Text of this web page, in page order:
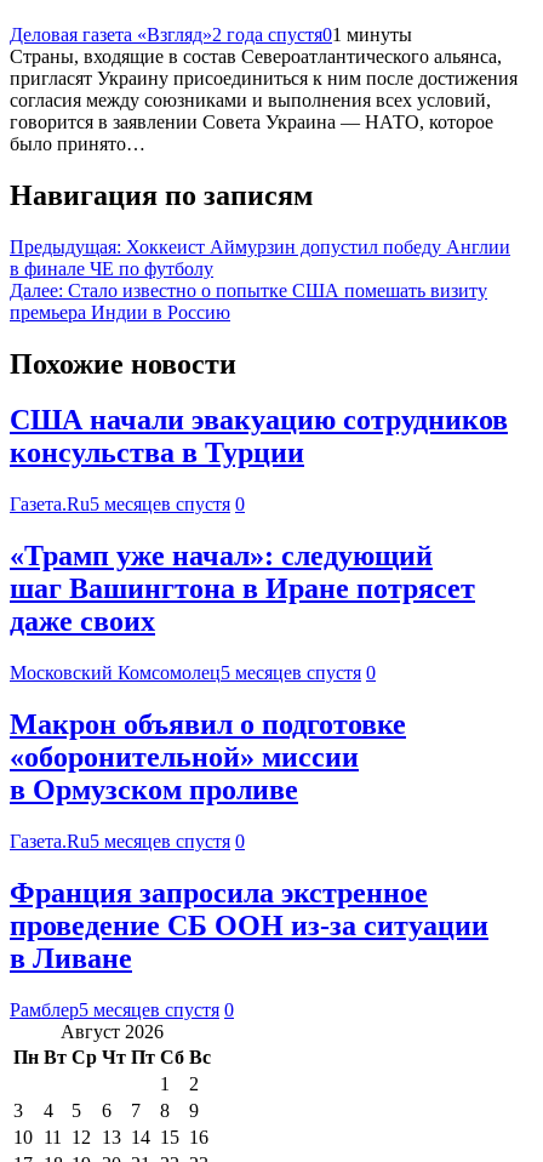
Деловая газета «Взгляд»2 года спустя01 минуты
Страны, входящие в состав Североатлантического альянса,
пригласят Украину присоединиться к ним после достижения
согласия между союзниками и выполнения всех условий,
говорится в заявлении Совета Украина — НАТО, которое
было принято…
Навигация по записям
Предыдущая: Хоккеист Аймурзин допустил победу Англии
в финале ЧЕ по футболу
Далее: Стало известно о попытке США помешать визиту
премьера Индии в Россию
Похожие новости
США начали эвакуацию сотрудников
консульства в Турции
Газета.Ru5 месяцев спустя 0
«Трамп уже начал»: следующий
шаг Вашингтона в Иране потрясет
даже своих
Московский Комсомолец5 месяцев спустя 0
Макрон объявил о подготовке
«оборонительной» миссии
в Ормузском проливе
Газета.Ru5 месяцев спустя 0
Франция запросила экстренное
проведение СБ ООН из-за ситуации
в Ливане
Рамблер5 месяцев спустя 0
Август 2026
Пн Вт Ср Чт Пт Сб Вс
1
2
3
4 5 6 7 8
9
10 11 12 13 14 15 16